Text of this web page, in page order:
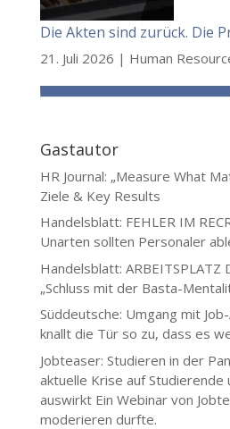
Die Akten sind zurück. Die
21. Juli 2026 | Human
Gastautor
HR Journal: „Measure What
Ziele & Key Results
Handelsblatt: FEHLER IM
Unarten sollten Personaler
Handelsblatt: ARBEITSPLATZ
„Schluss mit der Basta-
Süddeutsche: Umgang mit
knallt die Tür so zu, dass es
Jobteaser: Studieren in der
aktuelle Krise auf Studierende
auswirktEin Webinar von
moderieren durfte.